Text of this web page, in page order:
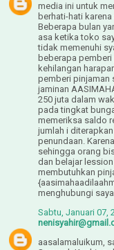
media ini untuk
berhati-hati
Beberapa bulan
asa ketika toko
tidak memenuhi
beberapa
kehilangan
pemberi pinjaman
jaminan
250 juta dalam
pada tingkat
memeriksa saldo
jumlah i
penundaan.
sehingga orang
dan belajar
membutuhkan
menghubungi
Sabtu, Januari 07,
aasalamaluikum,